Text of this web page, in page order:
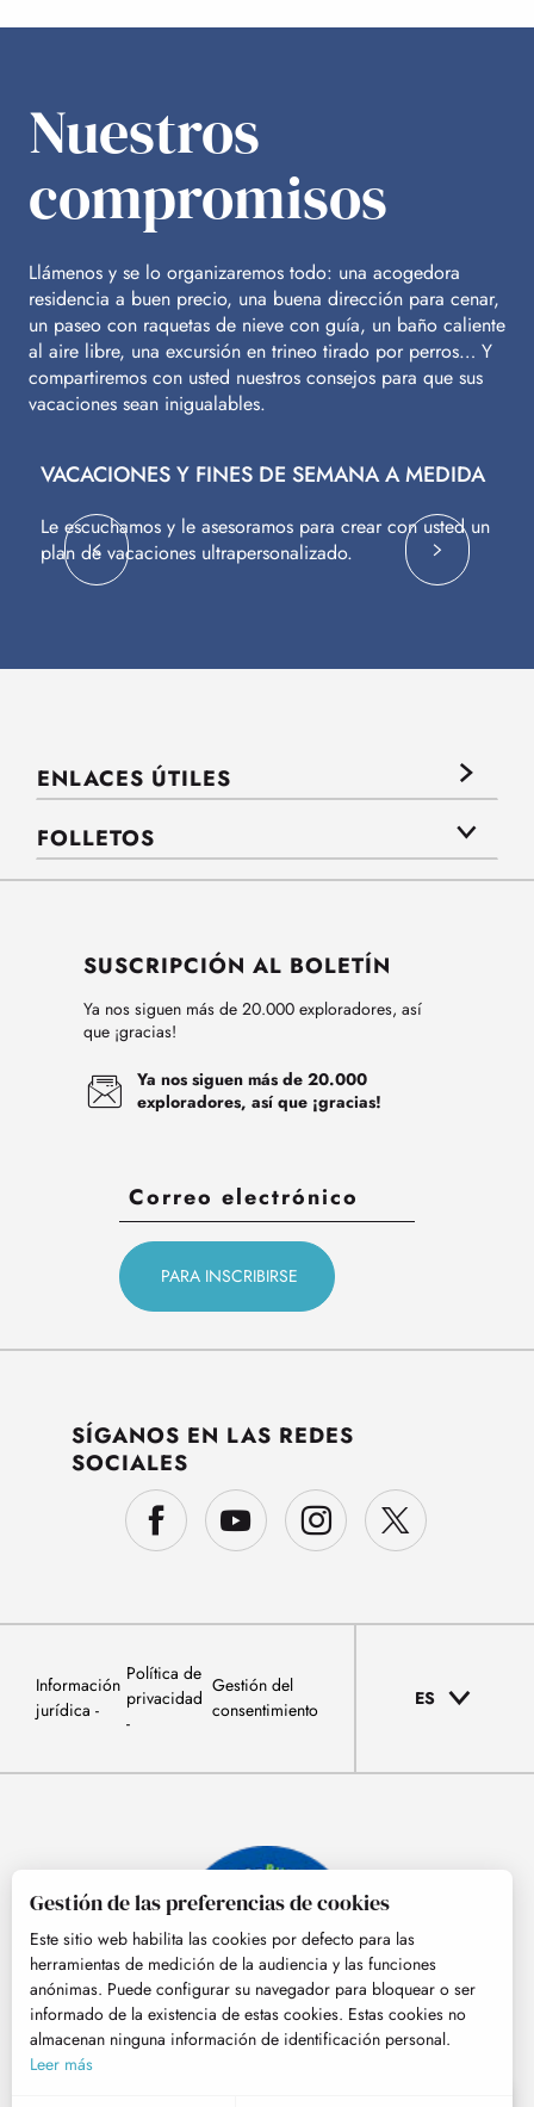
Nuestros
compromisos
Llámenos y se lo organizaremos todo: una acogedora
residencia a buen precio, una buena dirección para cenar,
un paseo con raquetas de nieve con guía, un baño caliente
al aire libre, una excursión en trineo tirado por perros… Y
compartiremos con usted nuestros consejos para que sus
vacaciones sean inigualables.
VACACIONES Y FINES DE SEMANA A MEDIDA
Le escuchamos y le asesoramos para crear con usted un
plan de vacaciones ultrapersonalizado.
ENLACES ÚTILES
FOLLETOS
SUSCRIPCIÓN AL BOLETÍN
Ya nos siguen más de 20.000 exploradores, así
que ¡gracias!
Ya nos siguen más de 20.000
exploradores, así que ¡gracias!
SÍGANOS EN LAS REDES
SOCIALES
Información
jurídica
Política de
privacidad
Gestión del
consentimiento
ES
© Tourisme Hautes-Pyrénées
Gestión de las preferencias de cookies
Este sitio web habilita las cookies por defecto para las
herramientas de medición de la audiencia y las funciones
anónimas. Puede configurar su navegador para bloquear o ser
informado de la existencia de estas cookies. Estas cookies no
almacenan ninguna información de identificación personal.
Leer más